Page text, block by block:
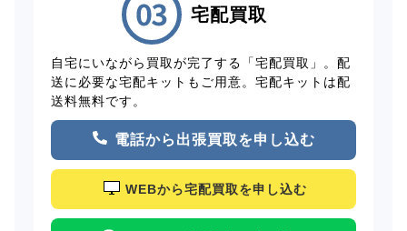
宅配買取
自宅にいながら買取が完了する「宅配買取」。配
送に必要な宅配キットもご用意。宅配キットは配
送料無料です。
電話から出張買取を申し込む
WEBから宅配買取を申し込む